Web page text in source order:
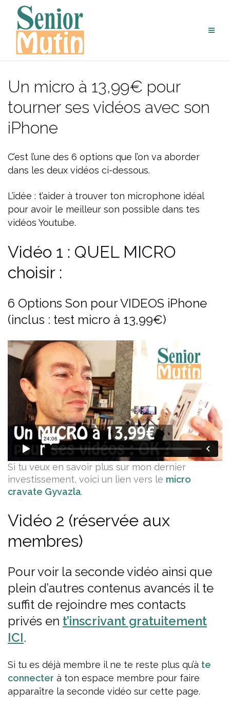
contenu
Un micro à 13,99€ pour
tourner ses vidéos avec son
iPhone
C’est l’une des 6 options que l’on va aborder
dans les deux vidéos ci-dessous.
L’idée : t’aider à trouver ton microphone idéal
pour avoir le meilleur son possible dans tes
vidéos Youtube.
Vidéo 1 : QUEL MICRO
choisir :
6 Options Son pour VIDEOS iPhone
(inclus : test micro à 13,99€)
Si tu veux en savoir plus sur mon dernier
investissement, voici un lien vers le micro
cravate Gyvazla.
Vidéo 2 (réservée aux
membres)
Pour voir la seconde vidéo ainsi que
plein d’autres contenus avancés il te
suffit de rejoindre mes contacts
privés en t’inscrivant gratuitement
ICI.
Si tu es déjà membre il ne te reste plus qu’à te
connecter à ton espace membre pour faire
apparaître la seconde vidéo sur cette page.